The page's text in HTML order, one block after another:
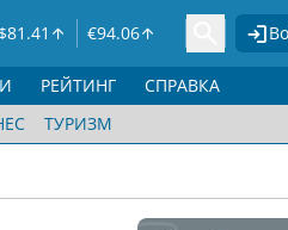
$81.41 €94.06
ТУРИЗМ
РЕЙТИНГ СПРАВКА